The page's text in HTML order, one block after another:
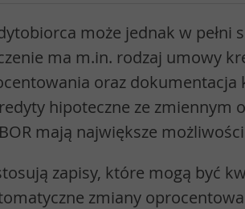
może jednak w pełni
ma m.in. rodzaj umowy
oraz dokumentacja
hipoteczne ze zmiennym
mają największe
zapisy, które mogą być
zmiany